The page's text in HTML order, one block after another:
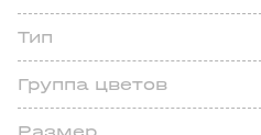
Тип
Группа цветов